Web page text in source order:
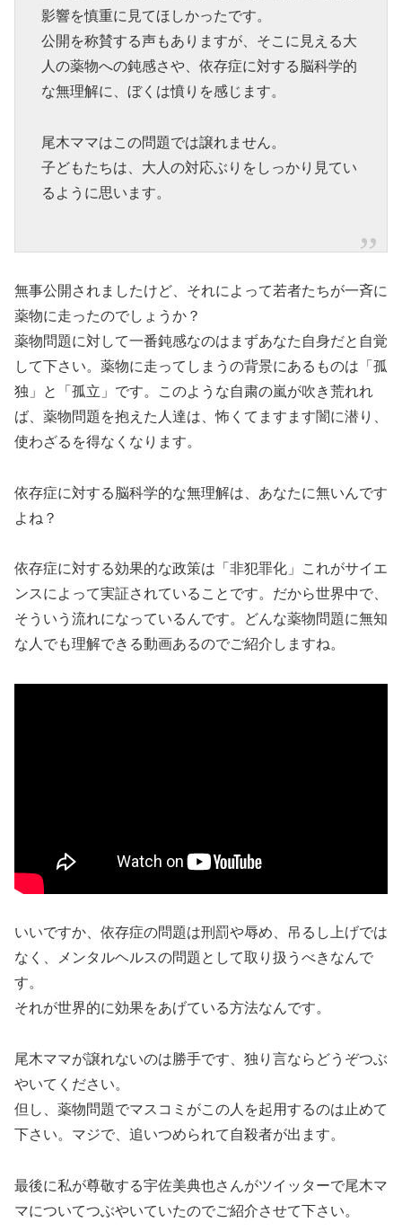
影響を慎重に見てほしかったです。
公開を称賛する声もありますが、そこに見える大
人の薬物への鈍感さや、依存症に対する脳科学的
な無理解に、ぼくは憤りを感じます。
尾木ママはこの問題では譲れません。
子どもたちは、大人の対応ぶりをしっかり見てい
るように思います。
無事公開されましたけど、それによって若者たちが一斉に
薬物に走ったのでしょうか？
薬物問題に対して一番鈍感なのはまずあなた自身だと自覚
して下さい。薬物に走ってしまうの背景にあるものは「孤
独」と「孤立」です。このような自粛の嵐が吹き荒れれ
ば、薬物問題を抱えた人達は、怖くてますます闇に潜り、
使わざるを得なくなります。
依存症に対する脳科学的な無理解は、あなたに無いんです
よね？
依存症に対する効果的な政策は「非犯罪化」これがサイエ
ンスによって実証されていることです。だから世界中で、
そういう流れになっているんです。どんな薬物問題に無知
な人でも理解できる動画あるのでご紹介しますね。
いいですか、依存症の問題は刑罰や辱め、吊るし上げでは
なく、メンタルヘルスの問題として取り扱うべきなんで
す。
それが世界的に効果をあげている方法なんです。
尾木ママが譲れないのは勝手です、独り言ならどうぞつぶ
やいてください。
但し、薬物問題でマスコミがこの人を起用するのは止めて
下さい。マジで、追いつめられて自殺者が出ます。
最後に私が尊敬する宇佐美典也さんがツイッターで尾木マ
マについてつぶやいていたのでご紹介させて下さい。